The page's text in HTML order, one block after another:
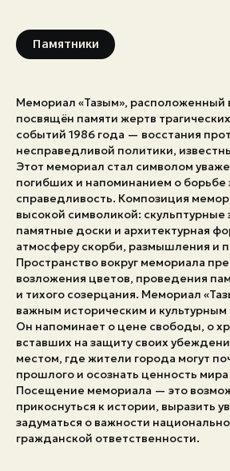
Памятники
Мемориал «Тағзым», расположенный
посвящён памяти жертв
событий 1986 года — восстания
несправедливой политики,
Этот мемориал стал символом
погибших и напоминанием о борьбе
справедливость. Композиция
высокой символикой: скульптурные
памятные доски и архитектурная
атмосферу скорби, размышления и
Пространство вокруг мемориала
возложения цветов, проведения
и тихого созерцания. Мемориал
важным историческим и
Он напоминает о цене свободы, о
вставших на защиту своих
местом, где жители города могут
прошлого и осознать ценность
Посещение мемориала — это
прикоснуться к истории, выразить
задуматься о важности
гражданской ответственности.
Экстренные номера